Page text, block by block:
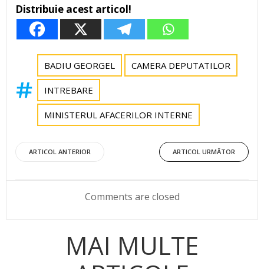
Distribuie acest articol!
BADIU GEORGEL CAMERA DEPUTATILOR
INTREBARE
MINISTERUL AFACERILOR INTERNE
Post
navigation
ARTICOL ANTERIOR
Post
navigation
ARTICOL URMĂTOR
Comments are closed
MAI MULTE